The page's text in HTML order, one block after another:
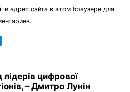
и адрес сайта в этом браузере для
цифрової
– Дмитро Лунін